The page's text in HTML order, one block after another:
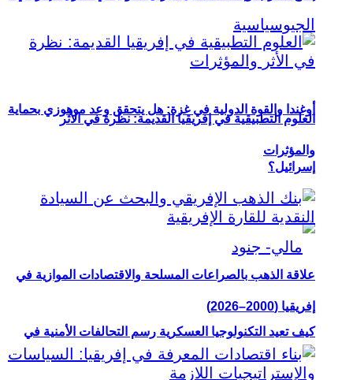
أوغندا والقوة الدولية في غزة: هل يتحقق وعد موهوزي بحماية
إسرائيل؟
كيف تعيد التكنولوجيا العسكرية رسم التحالفات الأمنية في
العلوم التطبيقية في إفريقيا القديمة: نظرة في الأثر
والمؤثرات
علاقة الذهب بالصراعات المسلحة والاقتصادات الموازية في
إفريقيا (2000–2026)